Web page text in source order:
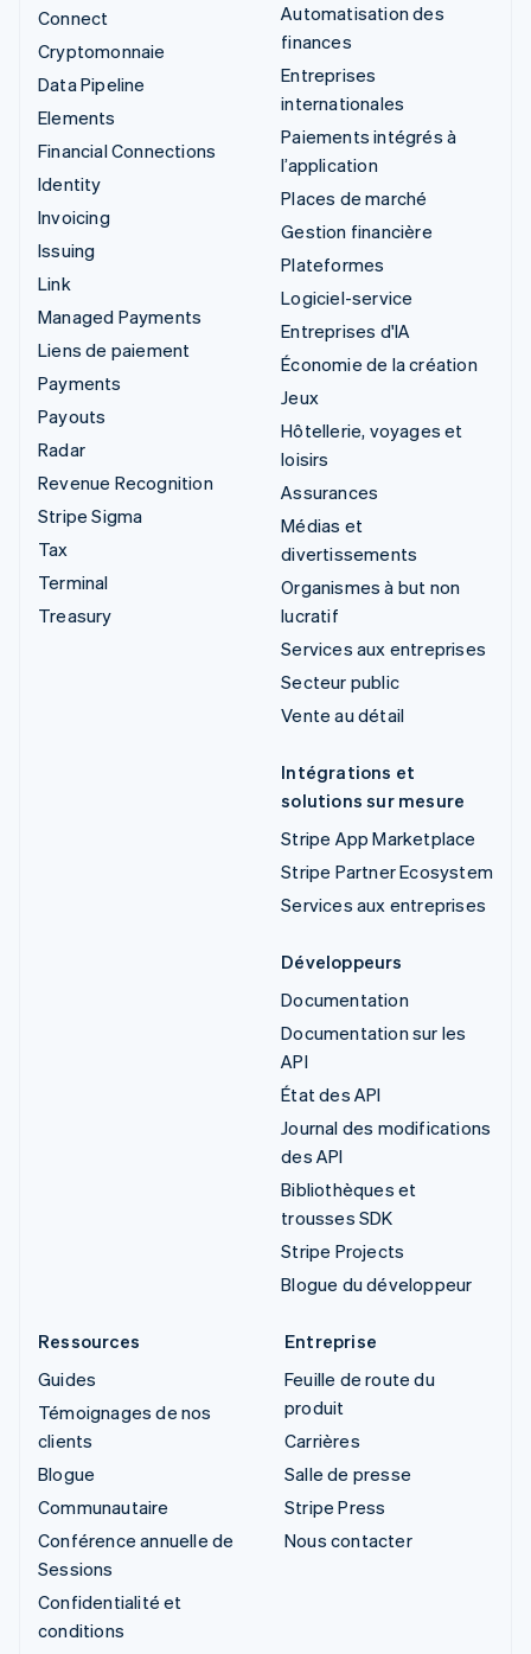
Connect
Cryptomonnaie
Data Pipeline
Elements
Financial Connections
Identity
Invoicing
Issuing
Link
Managed Payments
Liens de paiement
Payments
Payouts
Radar
Revenue Recognition
Stripe Sigma
Tax
Terminal
Treasury
Automatisation des
finances
Entreprises
internationales
Paiements intégrés à
l’application
Places de marché
Gestion financière
Plateformes
Logiciel-service
Entreprises d'IA
Économie de la création
Jeux
Hôtellerie, voyages et
loisirs
Assurances
Médias et
divertissements
Organismes à but non
lucratif
Services aux entreprises
Secteur public
Vente au détail
Intégrations et
solutions sur mesure
Stripe App Marketplace
Stripe Partner Ecosystem
Services aux entreprises
Développeurs
Documentation
Documentation sur les
API
État des API
Journal des modifications
des API
Bibliothèques et
trousses SDK
Stripe Projects
Blogue du développeur
Ressources
Guides
Témoignages de nos
clients
Blogue
Communautaire
Conférence annuelle de
Sessions
Confidentialité et
conditions
Entreprise
Feuille de route du
produit
Carrières
Salle de presse
Stripe Press
Nous contacter